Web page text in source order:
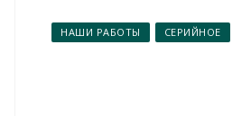
НАШИ РАБОТЫ СЕРИЙНОЕ